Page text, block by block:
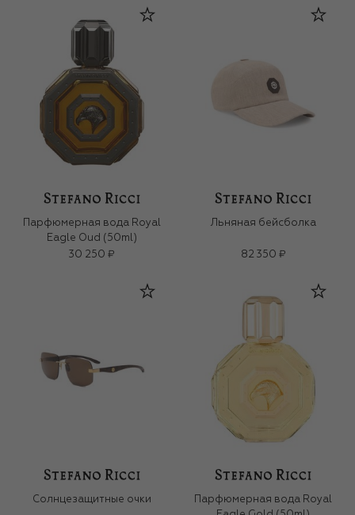
Парфюмерная вода Royal
Eagle Oud (50ml)
30 250 ₽
Льняная бейсболка
82 350 ₽
Солнцезащитные очки
Парфюмерная вода Royal